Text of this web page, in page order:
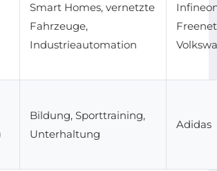
Smart Homes, vernetzte
Fahrzeuge,
Industrieautomation
Bildung, Sporttraining,
Unterhaltung
Adidas